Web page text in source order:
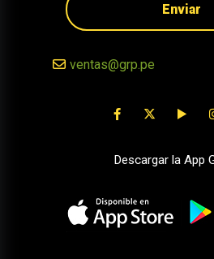
Enviar
ventas@grp.pe
Descargar la App